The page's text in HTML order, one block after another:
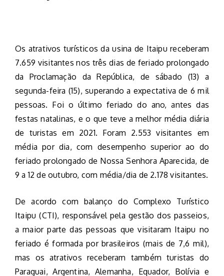
Os atrativos turísticos da usina de Itaipu receberam
7.659 visitantes nos três dias de feriado prolongado
da Proclamação da República, de sábado (13) a
segunda-feira (15), superando a expectativa de 6 mil
pessoas. Foi o último feriado do ano, antes das
festas natalinas, e o que teve a melhor média diária
de turistas em 2021. Foram 2.553 visitantes em
média por dia, com desempenho superior ao do
feriado prolongado de Nossa Senhora Aparecida, de
9 a 12 de outubro, com média/dia de 2.178 visitantes.
De acordo com balanço do Complexo Turístico
Itaipu (CTI), responsável pela gestão dos passeios,
a maior parte das pessoas que visitaram Itaipu no
feriado é formada por brasileiros (mais de 7,6 mil),
mas os atrativos receberam também turistas do
Paraguai, Argentina, Alemanha, Equador, Bolívia e